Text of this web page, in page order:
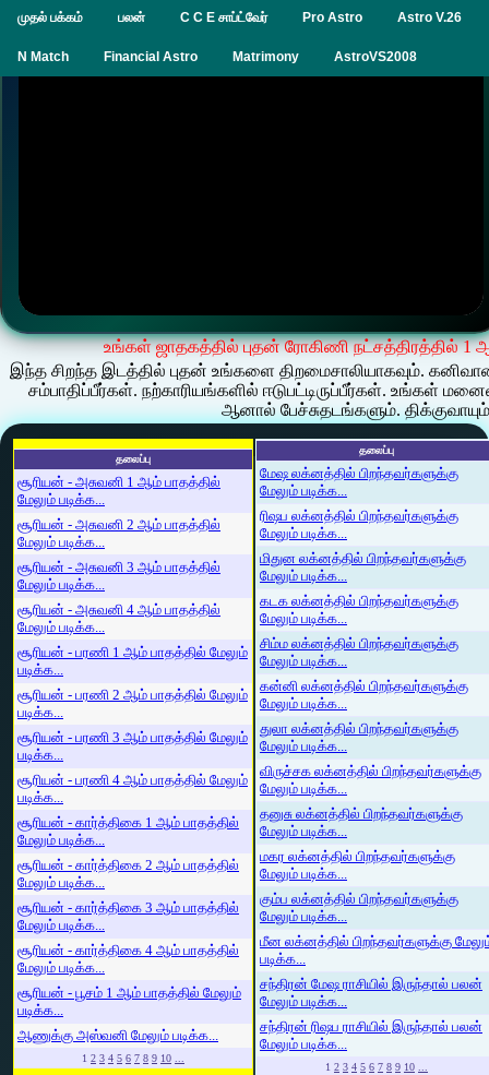
முதல் பக்கம் பலன் C C E சாப்ட்வேர் Pro Astro Astro V.26
N Match Financial Astro Matrimony AstroVS2008
உங்கள் ஜாதகத்தில் புதன் ரோகிணி நட்சத்திரத்தில்
இந்த சிறந்த இடத்தில் புதன் உங்களை திறமைசாலியாகவும்.
சம்பாதிப்பீர்கள். நற்காரியங்களில் ஈடுபட்டிருப்பீர்கள்.
ஆனால் பேச்சுதடங்களும்.
தலைப்பு
சூரியன் - அசுவனி 1 ஆம் பாதத்தில்
மேலும் படிக்க...
சூரியன் - அசுவனி 2 ஆம் பாதத்தில்
மேலும் படிக்க...
சூரியன் - அசுவனி 3 ஆம் பாதத்தில்
மேலும் படிக்க...
சூரியன் - அசுவனி 4 ஆம் பாதத்தில்
மேலும் படிக்க...
சூரியன் - பரணி 1 ஆம் பாதத்தில் மேலும்
படிக்க...
சூரியன் - பரணி 2 ஆம் பாதத்தில் மேலும்
படிக்க...
சூரியன் - பரணி 3 ஆம் பாதத்தில் மேலும்
படிக்க...
சூரியன் - பரணி 4 ஆம் பாதத்தில் மேலும்
படிக்க...
சூரியன் - கார்த்திகை 1 ஆம் பாதத்தில்
மேலும் படிக்க...
சூரியன் - கார்த்திகை 2 ஆம் பாதத்தில்
மேலும் படிக்க...
சூரியன் - கார்த்திகை 3 ஆம் பாதத்தில்
மேலும் படிக்க...
சூரியன் - கார்த்திகை 4 ஆம் பாதத்தில்
மேலும் படிக்க...
சூரியன் - பூசம் 1 ஆம் பாதத்தில் மேலும்
படிக்க...
ஆணுக்கு அஸ்வனி மேலும் படிக்க...
1 2 3 4 5 6 7 8 9 10 ...
தலைப்பு
மேஷ லக்னத்தில் பிறந்தவர்களுக்கு
மேலும் படிக்க...
ரிஷப லக்னத்தில் பிறந்தவர்களுக்கு
மேலும் படிக்க...
மிதுன லக்னத்தில் பிறந்தவர்களுக்கு
மேலும் படிக்க...
கடக லக்னத்தில் பிறந்தவர்களுக்கு
மேலும் படிக்க...
சிம்ம லக்னத்தில் பிறந்தவர்களுக்கு
மேலும் படிக்க...
கன்னி லக்னத்தில் பிறந்தவர்களுக்கு
மேலும் படிக்க...
துலா லக்னத்தில் பிறந்தவர்களுக்கு
மேலும் படிக்க...
விருச்சக லக்னத்தில் பிறந்தவர்களுக்கு
மேலும் படிக்க...
தனுசு லக்னத்தில் பிறந்தவர்களுக்கு
மேலும் படிக்க...
மகர லக்னத்தில் பிறந்தவர்களுக்கு
மேலும் படிக்க...
கும்ப லக்னத்தில் பிறந்தவர்களுக்கு
மேலும் படிக்க...
மீன லக்னத்தில் பிறந்தவர்களுக்கு
படிக்க...
சந்திரன் மேஷ ராசியில் இருந்தால் பலன்
மேலும் படிக்க...
சந்திரன் ரிஷப ராசியில் இருந்தால் பலன்
மேலும் படிக்க...
1 2 3 4 5 6 7 8 9 10 ...